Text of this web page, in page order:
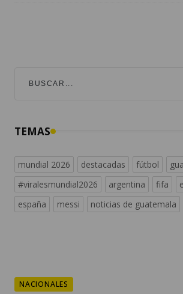
TEMAS
mundial 2026 destacadas fútbol
#viralesmundial2026
argentina fifa
españa
messi noticias de guatemala
NACIONALES